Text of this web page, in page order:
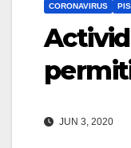
CORONAVIRUS
JUN 3, 2020